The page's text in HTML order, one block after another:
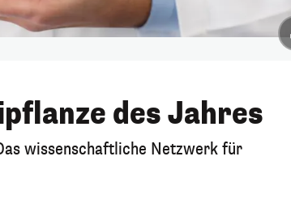
des Jahres
wissenschaftliche Netzwerk für